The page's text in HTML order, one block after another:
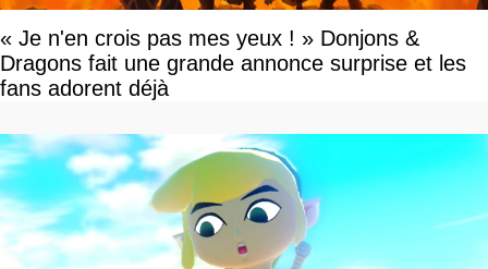
« Je n'en crois pas mes yeux ! » Donjons &
Dragons fait une grande annonce surprise et les
fans adorent déjà